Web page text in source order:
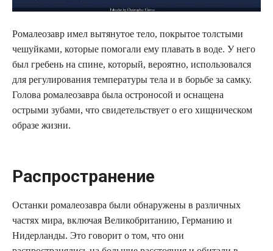
Ромалеозавр имел вытянутое тело, покрытое толстыми
чешуйками, которые помогали ему плавать в воде. У него
был гребень на спине, который, вероятно, использовался
для регулирования температуры тела и в борьбе за самку.
Голова ромалеозавра была остроносой и оснащена
острыми зубами, что свидетельствует о его хищническом
образе жизни.
Распространение
Останки ромалеозавра были обнаружены в различных
частях мира, включая Великобританию, Германию и
Нидерланды. Это говорит о том, что они